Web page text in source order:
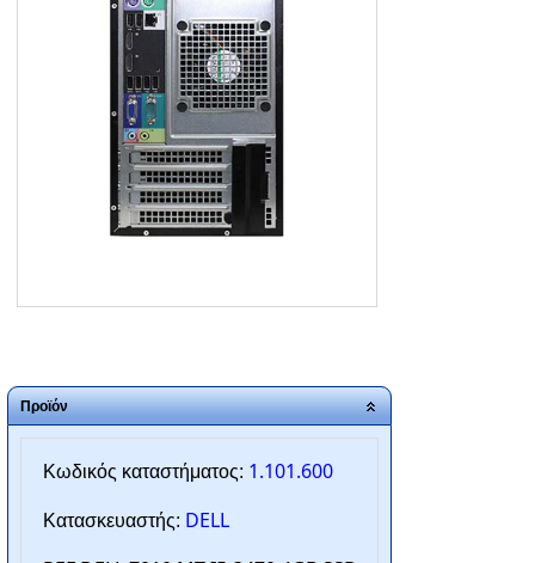
ΠΟΙΟΙ ΕΙΜΑΣΤΕ
ΕΠΙΚΟΙΝΩΝΙΑ
Προϊόν
Κωδικός καταστήματος: 1.101.600
Κατασκευαστής: DELL